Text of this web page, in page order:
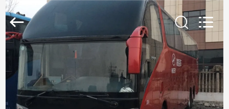
HAUS
PRODUKTE
COOPER
INDUSTRY
LTD..
Rights
Reserved.